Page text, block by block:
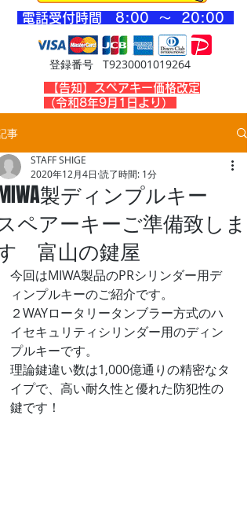
登録番号 T9230001019264
​電話受付時間 8:00 ～ 20:00
​【告知】スペアキー価格改定
（令和8年9月1日より）
事
製ディンプルキー
ペアーキーご準備致しま
富山の鍵屋
STAFF SHIGE
2020年12月4日 読了時間: 1分
今回はMIWA製品のPRシリンダー用デ
ィンプルキーのご紹介です。
２WAYロータリータンブラー方式のハ
イセキュリティシリンダー用のディン
プルキーです。
理論鍵違い数は1,000億通りの精密なタ
イプで、高い耐久性と優れた防犯性の
鍵です！